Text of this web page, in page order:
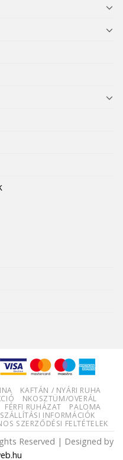
KAFTÁN / NYÁRI RUHA
NKOSZTÜM/OVERÁL
FÉRFI RUHÁZAT
PALOMA
SZÁLLÍTÁSI INFORMÁCIÓK
SZERZŐDÉSI FELTÉTELEK
Reserved | Designed by